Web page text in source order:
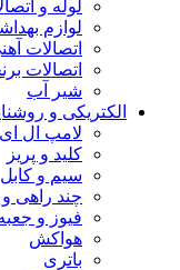
لوله و
لوازم
اتصالات
اتصالات
شیر آب
الکتریکی و
لامپ ال
کلید و پریز
سیم و کابل
چند راهی
فیوز و
هواکش
باتری